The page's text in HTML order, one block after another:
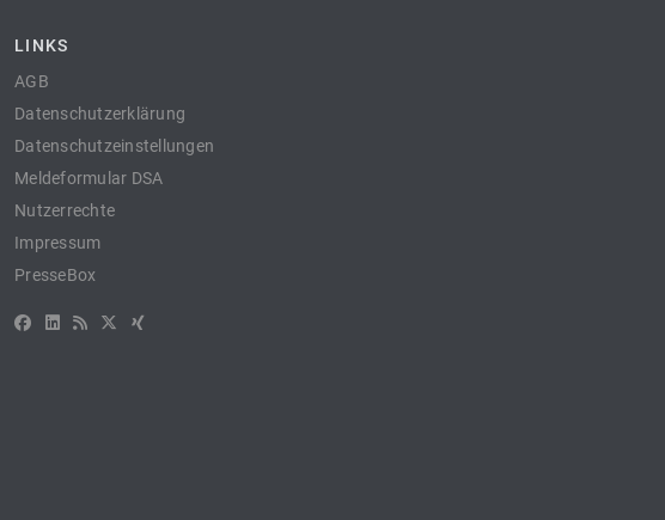
LINKS
AGB
Datenschutzerklärung
Datenschutzeinstellungen
Meldeformular DSA
Nutzerrechte
Impressum
PresseBox